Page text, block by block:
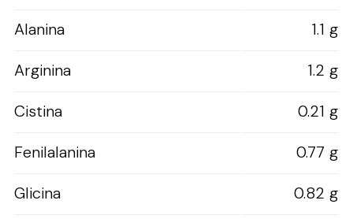
Alanina
1.1 g
Arginina
1.2 g
Cistina
0.21 g
Fenilalanina
0.77 g
Glicina
0.82 g